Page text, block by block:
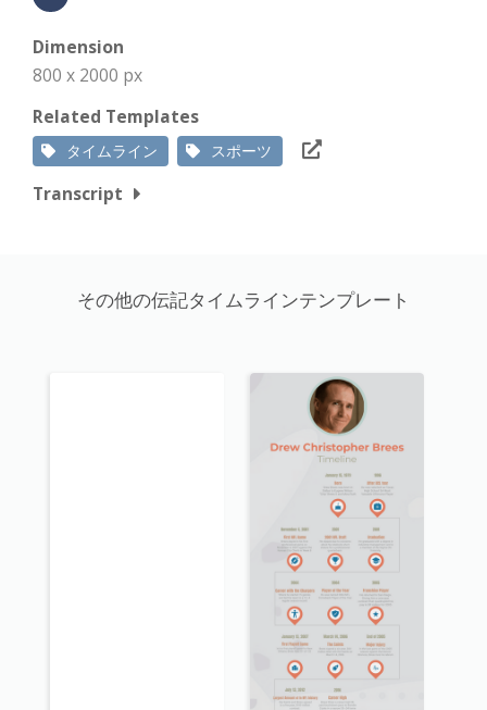
Dimension
800 x 2000 px
Related Templates
タイムライン スポーツ
Transcript
その他の伝記タイムラインテンプレート